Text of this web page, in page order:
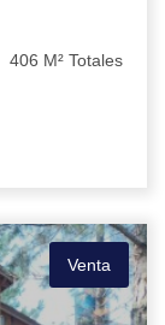
406 M² Totales
Venta